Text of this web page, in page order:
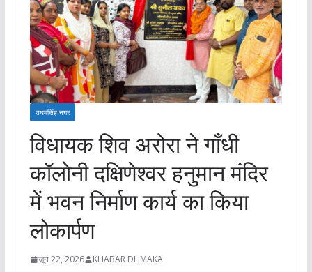
उधमसिंह नगर
विधायक शिव अरोरा ने गाँधी
कॉलोनी दक्षिणेश्वर हनुमान मंदिर
में भवन निर्माण कार्य का किया
लोकार्पण
जून 22, 2026 KHABAR DHMAKA